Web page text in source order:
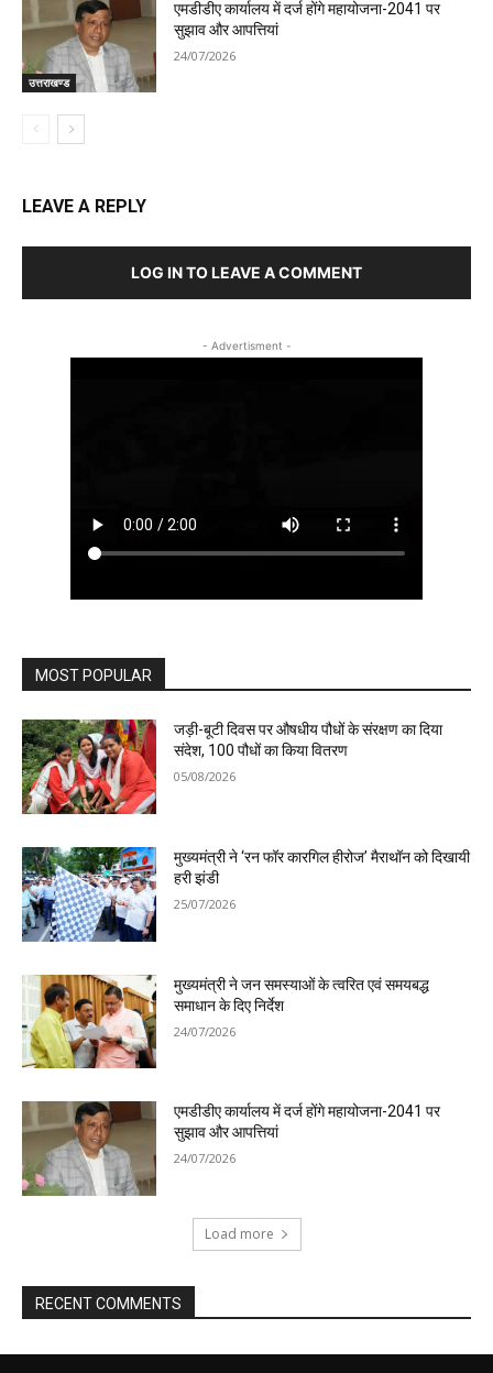
उत्तराखण्ड
एमडीडीए कार्यालय में दर्ज होंगे महायोजना-2041 पर
सुझाव और आपत्तियां
24/07/2026
LEAVE A REPLY
LOG IN TO LEAVE A COMMENT
- Advertisment -
MOST POPULAR
जड़ी-बूटी दिवस पर औषधीय पौधों के संरक्षण का दिया
संदेश, 100 पौधों का किया वितरण
05/08/2026
मुख्यमंत्री ने ‘रन फॉर कारगिल हीरोज’ मैराथॉन को दिखायी
हरी झंडी
25/07/2026
मुख्यमंत्री ने जन समस्याओं के त्वरित एवं समयबद्ध
समाधान के दिए निर्देश
24/07/2026
एमडीडीए कार्यालय में दर्ज होंगे महायोजना-2041 पर
सुझाव और आपत्तियां
24/07/2026
Load more
RECENT COMMENTS